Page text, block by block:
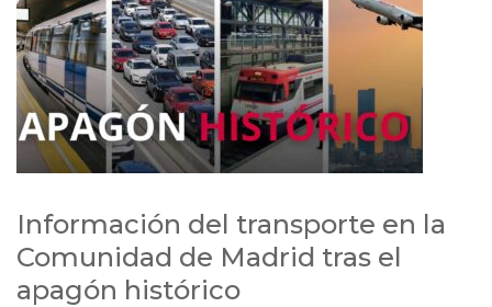
Información del transporte en la
Comunidad de Madrid tras el
apagón histórico